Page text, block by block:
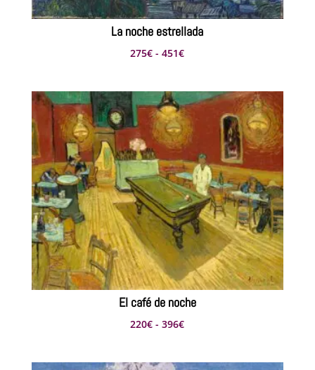
La noche estrellada
275€ - 451€Rango
precios:
desde
275€
hasta
451€
El café de noche
220€ - 396€Rango
precios: